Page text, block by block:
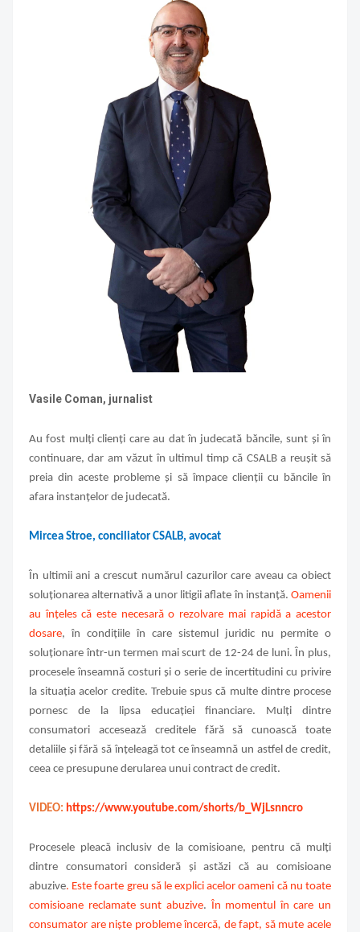
Vasile Coman, jurnalist
Au fost mulți clienți care au dat în judecată băncile, sunt și în
continuare, dar am văzut în ultimul timp că CSALB a reușit să
preia din aceste probleme și să împace clienții cu băncile în
afara instanțelor de judecată.
Mircea Stroe, conciliator CSALB, avocat
În ultimii ani a crescut numărul cazurilor care aveau ca obiect
soluționarea alternativă a unor litigii aflate în instanță. Oamenii
au înțeles că este necesară o rezolvare mai rapidă a acestor
dosare, în condițiile în care sistemul juridic nu permite o
soluționare într-un termen mai scurt de 12-24 de luni. În plus,
procesele înseamnă costuri și o serie de incertitudini cu privire
la situația acelor credite. Trebuie spus că multe dintre procese
pornesc de la lipsa educației financiare. Mulți dintre
consumatori accesează creditele fără să cunoască toate
detaliile și fără să înțeleagă tot ce înseamnă un astfel de credit,
ceea ce presupune derularea unui contract de credit.
VIDEO: https://www.youtube.com/shorts/b_WjLsnncro
Procesele pleacă inclusiv de la comisioane, pentru că mulți
dintre consumatori consideră și astăzi că au comisioane
abuzive. Este foarte greu să le explici acelor oameni că nu toate
comisioane reclamate sunt abuzive. În momentul în care un
consumator are niște probleme încercă, de fapt, să mute acele